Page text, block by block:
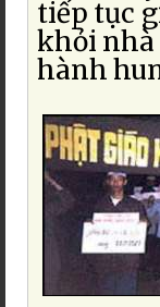
tiếp tục
khỏi nhà
hành